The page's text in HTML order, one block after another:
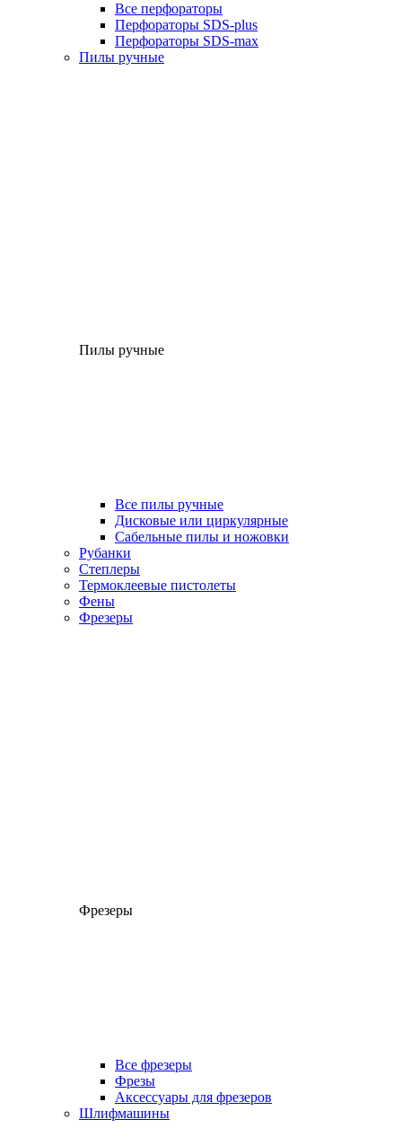
Все перфораторы
Перфораторы SDS-plus
Перфораторы SDS-max
Пилы ручные
Пилы ручные
Все пилы ручные
Дисковые или циркулярные
Сабельные пилы и ножовки
Рубанки
Степлеры
Термоклеевые пистолеты
Фены
Фрезеры
Фрезеры
Все фрезеры
Фрезы
Аксессуары для фрезеров
Шлифмашины